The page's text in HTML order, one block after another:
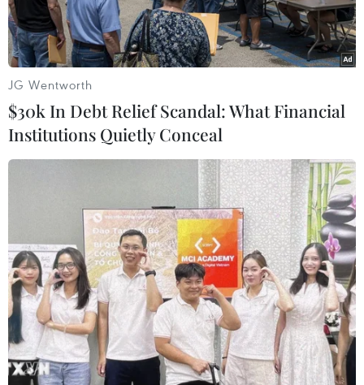
Hàng loạt công trình phục vụ du lịch của khu nghỉ dưỡng tại
Cửa Đại bị sóng biển cuốn phăng. (Ảnh: Đỗ Trưởng/TTXVN)
Thủ tướng Chính phủ Nguyễn Xuân Phúc yêu
cầu Bộ Nông nghiệp và Phát triển nông thôn và
Ủy ban Nhân dân tỉnh Quảng Nam nghiên cứu
JG Wentworth
$30k In Debt Relief Scandal: What Financial
Institutions Quietly Conceal